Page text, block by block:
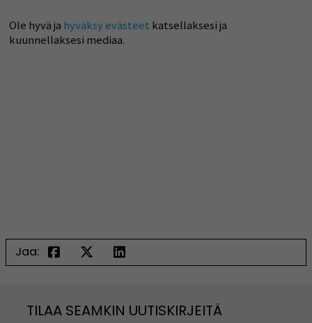
Ole hyvä ja hyväksy evästeet katsellaksesi ja
kuunnellaksesi mediaa.
Jaa:
TILAA SEAMKIN UUTISKIRJEITÄ